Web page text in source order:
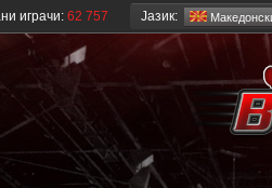
играчи: 62 757 Јазик: